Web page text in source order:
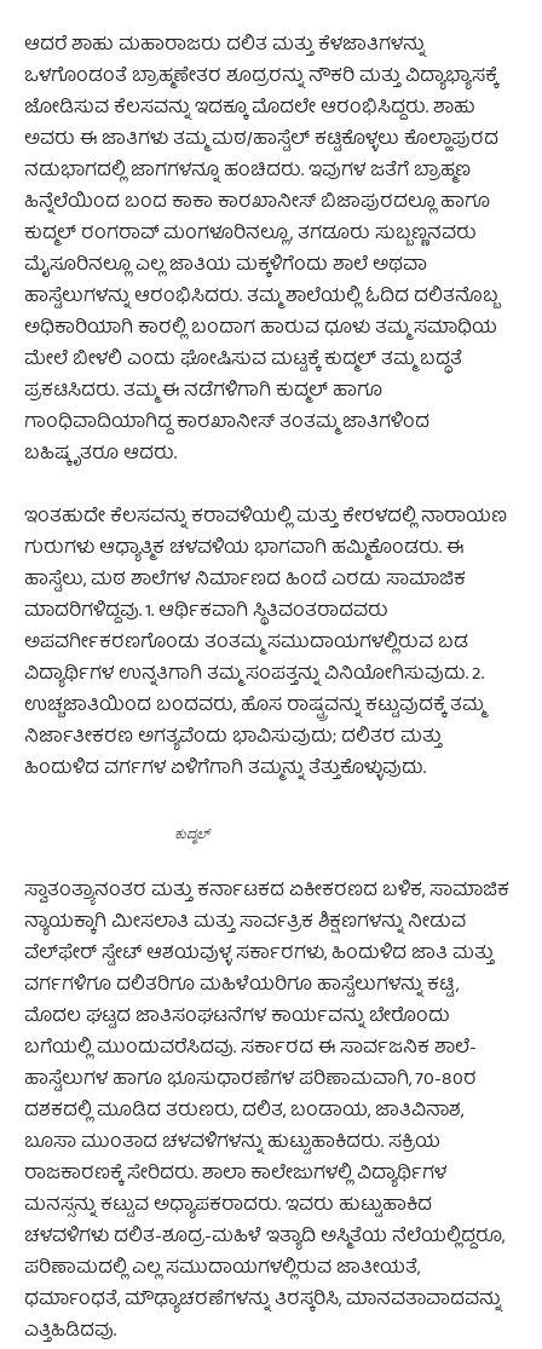
ಆದರೆ ಶಾಹು ಮಹಾರಾಜರು ದಲಿತ ಮತ್ತು ಕೆಳಜಾತಿಗಳನ್ನು
ಒಳಗೊಂಡಂತೆ ಬ್ರಾಹ್ಮಣೇತರ ಶೂದ್ರರನ್ನು ನೌಕರಿ ಮತ್ತು ವಿದ್ಯಾಭ್ಯಾಸಕ್ಕೆ
ಜೋಡಿಸುವ ಕೆಲಸವನ್ನು ಇದಕ್ಕೂ ಮೊದಲೇ ಆರಂಭಿಸಿದ್ದರು. ಶಾಹು
ಅವರು ಈ ಜಾತಿಗಳು ತಮ್ಮ ಮಠ/ಹಾಸ್ಟೆಲ್ ಕಟ್ಟಿಕೊಳ್ಳಲು ಕೊಲ್ಹಾಪುರದ
ನಡುಭಾಗದಲ್ಲಿ ಜಾಗಗಳನ್ನೂ ಹಂಚಿದರು. ಇವುಗಳ ಜತೆಗೆ ಬ್ರಾಹ್ಮಣ
ಹಿನ್ನೆಲೆಯಿಂದ ಬಂದ ಕಾಕಾ ಕಾರಖಾನೀಸ್ ಬಿಜಾಪುರದಲ್ಲೂ ಹಾಗೂ
ಕುದ್ಮಲ್ ರಂಗರಾವ್ ಮಂಗಳೂರಿನಲ್ಲೂ, ತಗಡೂರು ಸುಬ್ಬಣ್ಣನವರು
ಮೈಸೂರಿನಲ್ಲೂ ಎಲ್ಲ ಜಾತಿಯ ಮಕ್ಕಳಿಗೆಂದು ಶಾಲೆ ಅಥವಾ
ಹಾಸ್ಟೆಲುಗಳನ್ನು ಆರಂಭಿಸಿದರು. ತಮ್ಮ ಶಾಲೆಯಲ್ಲಿ ಓದಿದ ದಲಿತನೊಬ್ಬ
ಅಧಿಕಾರಿಯಾಗಿ ಕಾರಲ್ಲಿ ಬಂದಾಗ ಹಾರುವ ಧೂಳು ತಮ್ಮ ಸಮಾಧಿಯ
ಮೇಲೆ ಬೀಳಲಿ ಎಂದು ಘೋಷಿಸುವ ಮಟ್ಟಕ್ಕೆ ಕುದ್ಮಲ್ ತಮ್ಮ ಬದ್ಧತೆ
ಪ್ರಕಟಿಸಿದರು. ತಮ್ಮ ಈ ನಡೆಗಳಿಗಾಗಿ ಕುದ್ಮಲ್ ಹಾಗೂ
ಗಾಂಧಿವಾದಿಯಾಗಿದ್ದ ಕಾರಖಾನೀಸ್ ತಂತಮ್ಮ ಜಾತಿಗಳಿಂದ
ಬಹಿಷ್ಕೃತರೂ ಆದರು.
ಇಂತಹುದೇ ಕೆಲಸವನ್ನು ಕರಾವಳಿಯಲ್ಲಿ ಮತ್ತು ಕೇರಳದಲ್ಲಿ ನಾರಾಯಣ
ಗುರುಗಳು ಆಧ್ಯಾತ್ಮಿಕ ಚಳವಳಿಯ ಭಾಗವಾಗಿ ಹಮ್ಮಿಕೊಂಡರು. ಈ
ಹಾಸ್ಟೆಲು, ಮಠ ಶಾಲೆಗಳ ನಿರ್ಮಾಣದ ಹಿಂದೆ ಎರಡು ಸಾಮಾಜಿಕ
ಮಾದರಿಗಳಿದ್ದವು. 1. ಆರ್ಥಿಕವಾಗಿ ಸ್ಥಿತಿವಂತರಾದವರು
ಅಪವರ್ಗೀಕರಣಗೊಂಡು ತಂತಮ್ಮ ಸಮುದಾಯಗಳಲ್ಲಿರುವ ಬಡ
ವಿದ್ಯಾರ್ಥಿಗಳ ಉನ್ನತಿಗಾಗಿ ತಮ್ಮ ಸಂಪತ್ತನ್ನು ವಿನಿಯೋಗಿಸುವುದು. 2.
ಉಚ್ಚಜಾತಿಯಿಂದ ಬಂದವರು, ಹೊಸ ರಾಷ್ಟ್ರವನ್ನು ಕಟ್ಟುವುದಕ್ಕೆ ತಮ್ಮ
ನಿರ್ಜಾತೀಕರಣ ಅಗತ್ಯವೆಂದು ಭಾವಿಸುವುದು; ದಲಿತರ ಮತ್ತು
ಹಿಂದುಳಿದ ವರ್ಗಗಳ ಏಳಿಗೆಗಾಗಿ ತಮ್ಮನ್ನು ತೆತ್ತುಕೊಳ್ಳುವುದು.
ಕುದ್ಮಲ್
ಸ್ವಾತಂತ್ರ್ಯಾನಂತರ ಮತ್ತು ಕರ್ನಾಟಕದ ಏಕೀಕರಣದ ಬಳಿಕ, ಸಾಮಾಜಿಕ
ನ್ಯಾಯಕ್ಕಾಗಿ ಮೀಸಲಾತಿ ಮತ್ತು ಸಾರ್ವತ್ರಿಕ ಶಿಕ್ಷಣಗಳನ್ನು ನೀಡುವ
ವೆಲ್‌ಫೇರ್ ಸ್ಟೇಟ್ ಆಶಯವುಳ್ಳ ಸರ್ಕಾರಗಳು, ಹಿಂದುಳಿದ ಜಾತಿ ಮತ್ತು
ವರ್ಗಗಳಿಗೂ ದಲಿತರಿಗೂ ಮಹಿಳೆಯರಿಗೂ ಹಾಸ್ಟೆಲುಗಳನ್ನು ಕಟ್ಟಿ,
ಮೊದಲ ಘಟ್ಟದ ಜಾತಿಸಂಘಟನೆಗಳ ಕಾರ್ಯವನ್ನು ಬೇರೊಂದು
ಬಗೆಯಲ್ಲಿ ಮುಂದುವರೆಸಿದವು. ಸರ್ಕಾರದ ಈ ಸಾರ್ವಜನಿಕ ಶಾಲೆ-
ಹಾಸ್ಟೆಲುಗಳ ಹಾಗೂ ಭೂಸುಧಾರಣೆಗಳ ಪರಿಣಾಮವಾಗಿ, 70-80ರ
ದಶಕದಲ್ಲಿ ಮೂಡಿದ ತರುಣರು, ದಲಿತ, ಬಂಡಾಯ, ಜಾತಿವಿನಾಶ,
ಬೂಸಾ ಮುಂತಾದ ಚಳವಳಿಗಳನ್ನು ಹುಟ್ಟುಹಾಕಿದರು. ಸಕ್ರಿಯ
ರಾಜಕಾರಣಕ್ಕೆ ಸೇರಿದರು. ಶಾಲಾ ಕಾಲೇಜುಗಳಲ್ಲಿ ವಿದ್ಯಾರ್ಥಿಗಳ
ಮನಸ್ಸನ್ನು ಕಟ್ಟುವ ಅಧ್ಯಾಪಕರಾದರು. ಇವರು ಹುಟ್ಟುಹಾಕಿದ
ಚಳವಳಿಗಳು ದಲಿತ-ಶೂದ್ರ-ಮಹಿಳೆ ಇತ್ಯಾದಿ ಅಸ್ಮಿತೆಯ ನೆಲೆಯಲ್ಲಿದ್ದರೂ,
ಪರಿಣಾಮದಲ್ಲಿ ಎಲ್ಲ ಸಮುದಾಯಗಳಲ್ಲಿರುವ ಜಾತೀಯತೆ,
ಧರ್ಮಾಂಧತೆ, ಮೌಢ್ಯಾಚರಣೆಗಳನ್ನು ತಿರಸ್ಕರಿಸಿ, ಮಾನವತಾವಾದವನ್ನು
ಎತ್ತಿಹಿಡಿದವು.